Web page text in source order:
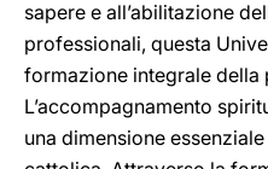
sapere e all’abilitazione
professionali, questa
formazione integrale della
L’accompagnamento
una dimensione